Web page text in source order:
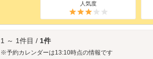
人気度
1 ～ 1件目 / 1件
※予約カレンダーは13:10時点の情報です